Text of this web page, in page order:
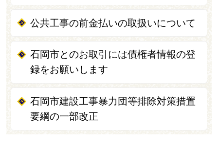
公共工事の前金払いの取扱いについて
石岡市とのお取引には債権者情報の登
録をお願いします
石岡市建設工事暴力団等排除対策措置
要綱の一部改正